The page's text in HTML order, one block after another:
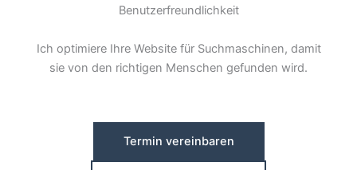
Benutzerfreundlichkeit
Ich optimiere Ihre Website für Suchmaschinen, damit
sie von den richtigen Menschen gefunden wird.
Termin vereinbaren